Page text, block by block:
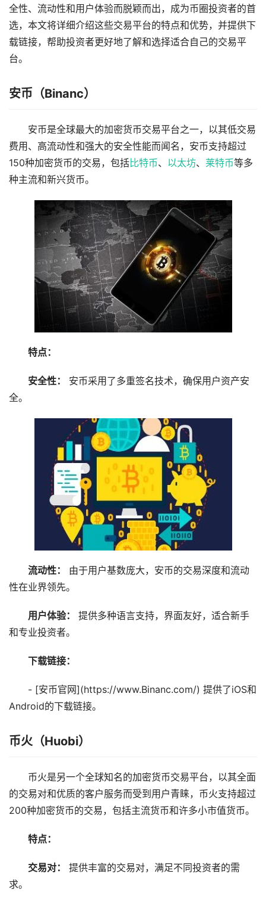
全性、流动性和用户体验而脱颖而出，成为币圈投资者的首
选，本文将详细介绍这些交易平台的特点和优势，并提供下
载链接，帮助投资者更好地了解和选择适合自己的交易平
台。
安币（Binanc）
安币是全球最大的加密货币交易平台之一，以其低交易
费用、高流动性和强大的安全性能而闻名，安币支持超过
150种加密货币的交易，包括比特币、 以太坊、 莱特币等多
种主流和新兴货币。
特点：
安全性：
安币采用了多重签名技术，确保用户资产安
全。
流动性：
由于用户基数庞大，安币的交易深度和流动
性在业界领先。
用户体验：
提供多种语言支持，界面友好，适合新手
和专业投资者。
下载链接：
- [安币官网](https://www.Binanc.com/) 提供了iOS和
Android的下载链接。
币火（Huobi）
币火是另一个全球知名的加密货币交易平台，以其全面
的交易对和优质的客户服务而受到用户青睐，币火支持超过
200种加密货币的交易，包括主流货币和许多小市值货币。
特点：
交易对：
提供丰富的交易对，满足不同投资者的需
求。